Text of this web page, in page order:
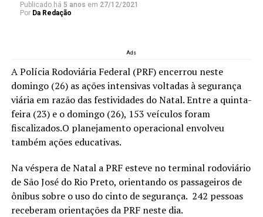
Publicado há 5 anos em 27/12/2021
Por Da Redação
Ads
A Polícia Rodoviária Federal (PRF) encerrou neste
domingo (26) as ações intensivas voltadas à segurança
viária em razão das festividades do Natal. Entre a quinta-
feira (23) e o domingo (26), 153 veículos foram
fiscalizados.O planejamento operacional envolveu
também ações educativas.
Na véspera de Natal a PRF esteve no terminal rodoviário
de São José do Rio Preto, orientando os passageiros de
ônibus sobre o uso do cinto de segurança. 242 pessoas
receberam orientações da PRF neste dia.